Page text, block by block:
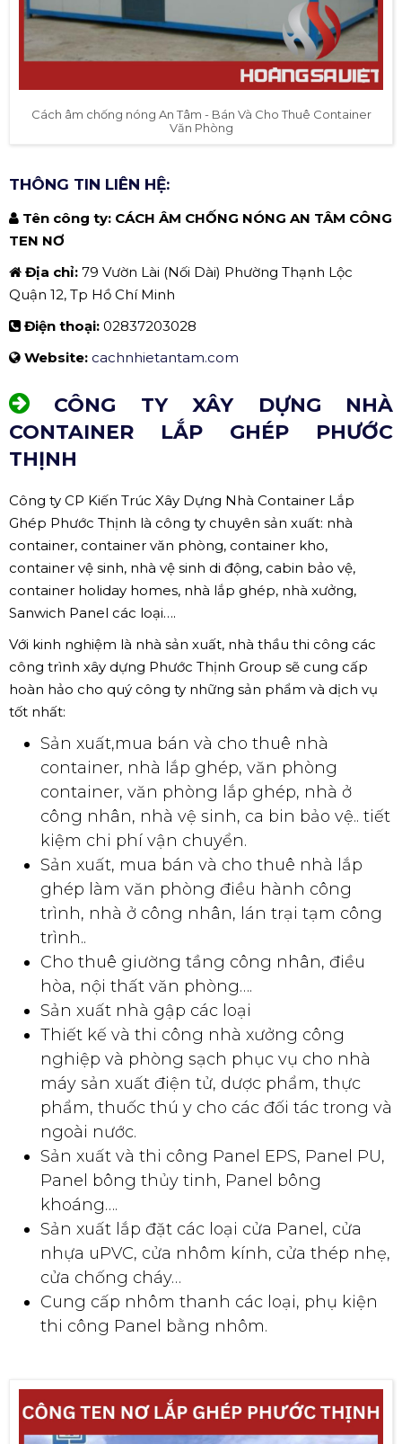
Cách âm chống nóng An Tâm - Bán Và Cho Thuê Container
Văn Phòng
THÔNG TIN LIÊN HỆ:
Tên công ty: CÁCH ÂM CHỐNG NÓNG AN TÂM CÔNG
TEN NƠ
Địa chỉ: 79 Vườn Lài (Nối Dài) Phường Thạnh Lộc
Quận 12, Tp Hồ Chí Minh
Điện thoại: 02837203028
Website: cachnhietantam.com
CÔNG TY XÂY DỰNG NHÀ
CONTAINER LẮP GHÉP PHƯỚC
THỊNH
Công ty CP Kiến Trúc Xây Dựng Nhà Container Lắp
Ghép Phước Thịnh là công ty chuyên sản xuất: nhà
container, container văn phòng, container kho,
container vệ sinh, nhà vệ sinh di động, cabin bảo vệ,
container holiday homes, nhà lắp ghép, nhà xưởng,
Sanwich Panel các loại….
Với kinh nghiệm là nhà sản xuất, nhà thầu thi công các
công trình xây dựng Phước Thịnh Group sẽ cung cấp
hoàn hảo cho quý công ty những sản phẩm và dịch vụ
tốt nhất:
Sản xuất,mua bán và cho thuê nhà
container, nhà lắp ghép, văn phòng
container, văn phòng lắp ghép, nhà ở
công nhân, nhà vệ sinh, ca bin bảo vệ.. tiết
kiệm chi phí vận chuyển.
Sản xuất, mua bán và cho thuê nhà lắp
ghép làm văn phòng điều hành công
trình, nhà ở công nhân, lán trại tạm công
trình..
Cho thuê giường tầng công nhân, điều
hòa, nội thất văn phòng….
Sản xuất nhà gập các loại
Thiết kế và thi công nhà xưởng công
nghiệp và phòng sạch phục vụ cho nhà
máy sản xuất điện tử, dược phẩm, thực
phẩm, thuốc thú y cho các đối tác trong và
ngoài nước.
Sản xuất và thi công Panel EPS, Panel PU,
Panel bông thủy tinh, Panel bông
khoáng….
Sản xuất lắp đặt các loại cửa Panel, cửa
nhựa uPVC, cửa nhôm kính, cửa thép nhẹ,
cửa chống cháy…
Cung cấp nhôm thanh các loại, phụ kiện
thi công Panel bằng nhôm.